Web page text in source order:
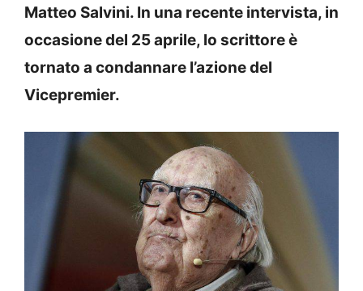
Matteo Salvini. In una recente intervista, in
occasione del 25 aprile, lo scrittore è
tornato a condannare l’azione del
Vicepremier.